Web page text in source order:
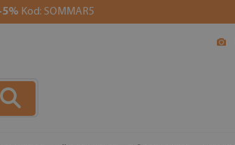
5% Kod: SOMMAR5